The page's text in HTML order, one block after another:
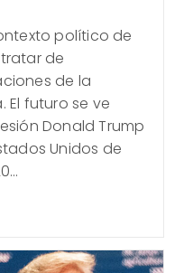
político de
de
de la
futuro se ve
Donald Trump
Unidos de